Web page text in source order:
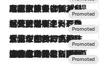
2026.7.31
【ホテル帰省】という選択肢をOMOが提案。家族とほどよい距離を保つには「昼は実家、夜は気兼ねなくホテルで！」
2026.7.24
【夏限定ディナーコース】旬を迎える稚鮎や花ズッキーニなどをイタリア・トスカーナの郷土料理の手法で満喫！
2026.7.17
「土佐和ハーブかき氷」がOMO7高知に登場！生姜、山椒、大葉など目にも舌にも涼を呼ぶ郷土の味
2026.7.10
NEW OPEN！【界 草津】名湯の地に誕生。趣の異なる2種の温泉と上州ならではの会席・蕎麦割烹など美食を味わう究極の癒やし旅